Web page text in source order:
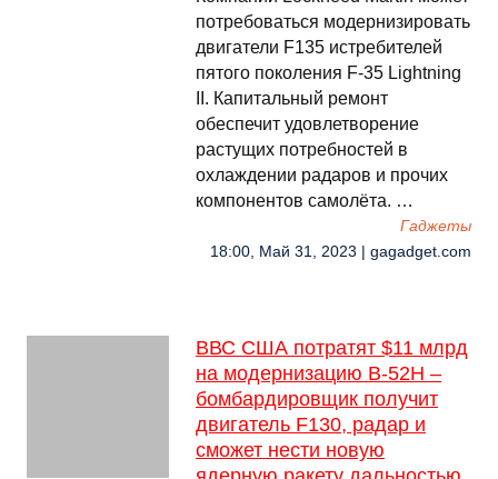
потребоваться модернизировать
двигатели F135 истребителей
пятого поколения F-35 Lightning
II. Капитальный ремонт
обеспечит удовлетворение
растущих потребностей в
охлаждении радаров и прочих
компонентов самолёта. …
Гаджеты
18:00, Май 31, 2023 | gagadget.com
ВВС США потратят $11 млрд
на модернизацию B-52H –
бомбардировщик получит
двигатель F130, радар и
сможет нести новую